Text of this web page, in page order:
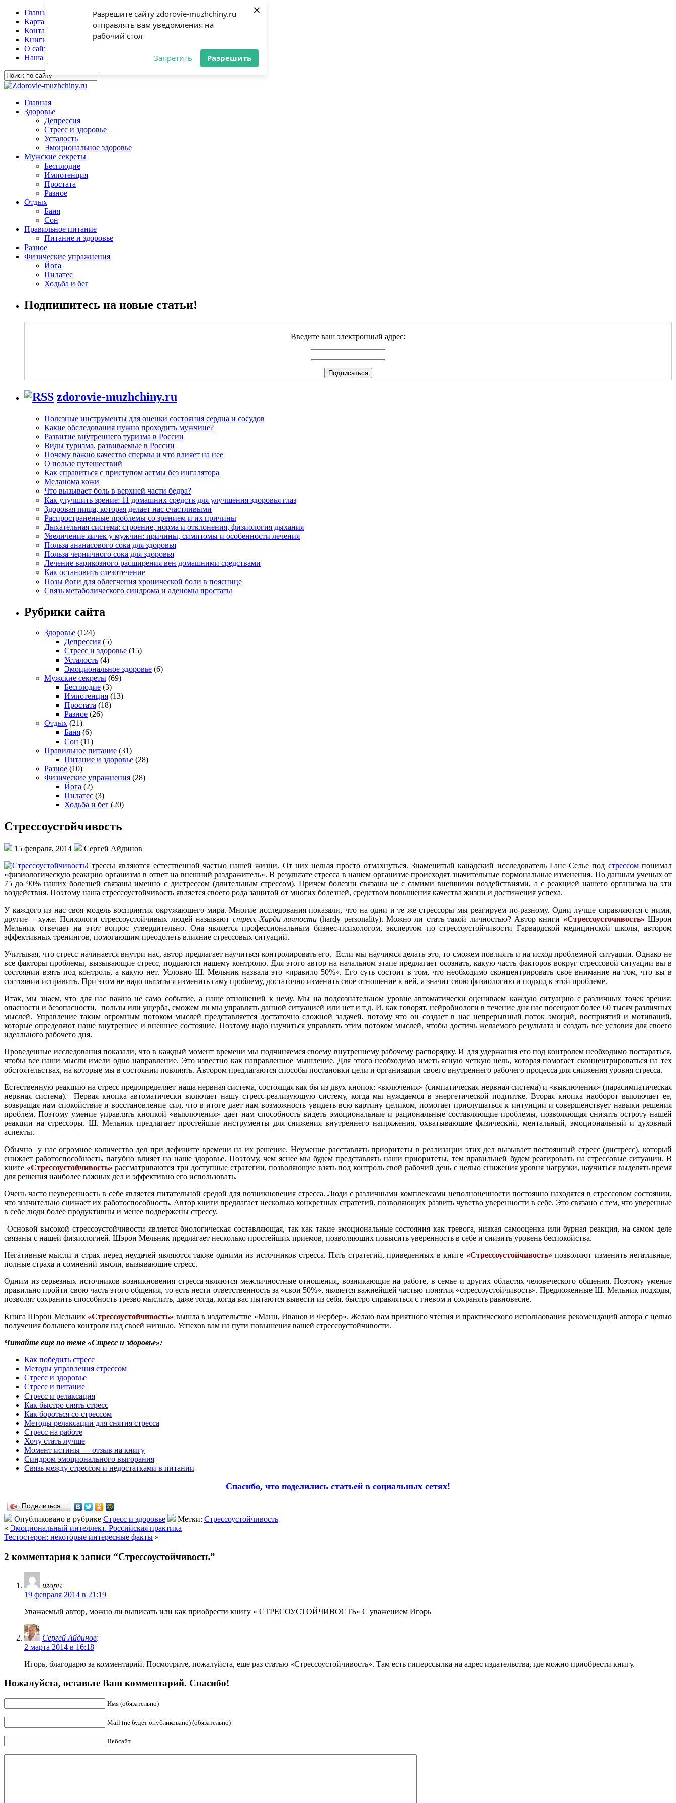
Разрешите сайту zdorovie-muzhchiny.ru
отправлять вам уведомления на
рабочий стол
Запретить Разрешить
×
Главная
Карта сайта
Контакты
Книги
О сайте
Наша гостиная
Главная
Здоровье
Депрессия
Стресс и здоровье
Усталость
Эмоциональное здоровье
Мужские секреты
Бесплодие
Импотенция
Простата
Разное
Отдых
Баня
Сон
Правильное питание
Питание и здоровье
Разное
Физические упражнения
Йога
Пилатес
Ходьба и бег
Подпишитесь на новые статьи!
Введите ваш электронный адрес:
zdorovie-muzhchiny.ru
Полезные инструменты для оценки состояния сердца и сосудов
Какие обследования нужно проходить мужчине?
Развитие внутреннего туризма в России
Виды туризма, развиваемые в России
Почему важно качество спермы и что влияет на нее
О пользе путешествий
Как справиться с приступом астмы без ингалятора
Меланома кожи
Что вызывает боль в верхней части бедра?
Как улучшить зрение: 11 домашних средств для улучшения здоровья глаз
Здоровая пища, которая делает нас счастливыми
Распространенные проблемы со зрением и их причины
Дыхательная система: строение, норма и отклонения, физиология дыхания
Увеличение яичек у мужчин: причины, симптомы и особенности лечения
Польза ананасового сока для здоровья
Польза черничного сока для здоровья
Лечение варикозного расширения вен домашними средствами
Как остановить слезотечение
Позы йоги для облегчения хронической боли в пояснице
Связь метаболического синдрома и аденомы простаты
Рубрики сайта
Здоровье (124)
Депрессия (5)
Стресс и здоровье (15)
Усталость (4)
Эмоциональное здоровье (6)
Мужские секреты (69)
Бесплодие (3)
Импотенция (13)
Простата (18)
Разное (26)
Отдых (21)
Баня (6)
Сон (11)
Правильное питание (31)
Питание и здоровье (28)
Разное (10)
Физические упражнения (28)
Йога (2)
Пилатес (3)
Ходьба и бег (20)
Стрессоустойчивость
15 февраля, 2014
Сергей Айдинов
Стрессы являются естественной частью нашей жизни. От них нельзя просто отмахнуться. Знаменитый канадский исследователь Ганс Селье под стрессомпонимал
«физиологическую реакцию организма в ответ на внешний раздражитель». В результате стресса в нашем организме происходят значительные гормональные изменения. По данным ученых от
75 до 90% наших болезней связаны именно с дистрессом (длительным стрессом). Причем болезни связаны не с самими внешними воздействиями, а с реакцией нашего организма на эти
воздействия. Поэтому наша стрессоустойчивость является своего рода защитой от многих болезней, средством повышения качества жизни и достижения успеха.
У каждого из нас своя модель восприятия окружающего мира. Многие исследования показали, что на одни и те же стрессоры мы реагируем по-разному. Одни лучше справляются с ними,
другие – хуже. Психологи стрессоустойчивых людей называют стресс-Харди личности(hardy personality). Можно ли стать такой личностью? Автор книги «Стрессоусточивость» Шэрон
Мельник отвечает на этот вопрос утвердительно. Она является профессиональным бизнес-психологом, экспертом по стрессоустойчивости Гарвардской медицинской школы, автором
эффективных тренингов, помогающим преодолеть влияние стрессовых ситуаций.
Учитывая, что стресс начинается внутри нас, автор предлагает научиться контролировать его. Если мы научимся делать это, то сможем повлиять и на исход проблемной ситуации. Однако не
все факторы проблемы, вызывающие стресс, поддаются нашему контролю. Для этого автор на начальном этапе предлагает осознать, какую часть факторов вокруг стрессовой ситуации вы в
состоянии взять под контроль, а какую нет. Условно Ш. Мельник назвала это «правило 50%». Его суть состоит в том, что необходимо сконцентрировать свое внимание на том, что вы в
состоянии исправить. При этом не надо пытаться изменить саму проблему, достаточно изменить свое отношение к ней, а значит свою физиологию и подход к этой проблеме.
Итак, мы знаем, что для нас важно не само событие, а наше отношений к нему. Мы на подсознательном уровне автоматически оцениваем каждую ситуацию с различных точек зрения:
опасности и безопасности, пользы или ущерба, сможем ли мы управлять данной ситуацией или нет и т.д. И, как говорят, нейробиологи в течение дня нас посещают более 60 тысяч различных
мыслей. Управление таким огромным потоком мыслей представляется достаточно сложной задачей, потому что он создает в нас непрерывный поток эмоций, восприятий и мотиваций,
которые определяют наше внутреннее и внешнее состояние. Поэтому надо научиться управлять этим потоком мыслей, чтобы достичь желаемого результата и создать все условия для своего
идеального рабочего дня.
Проведенные исследования показали, что в каждый момент времени мы подчиняемся своему внутреннему рабочему распорядку. И для удержания его под контролем необходимо постараться,
чтобы все наши мысли имели одно направление. Это известно как направленное мышление. Для этого необходимо иметь ясную четкую цель, которая помогает сконцентрироваться на тех
обстоятельствах, на которые мы в состоянии повлиять. Автором предлагаются способы постановки цели и организации своего внутреннего рабочего процесса для снижения уровня стресса.
Естественную реакцию на стресс предопределяет наша нервная система, состоящая как бы из двух кнопок: «включения» (симпатическая нервная система) и «выключения» (парасимпатическая
нервная система). Первая кнопка автоматически включает нашу стресс-реализующую систему, когда мы нуждаемся в энергетической подпитке. Вторая кнопка наоборот выключает ее,
возвращая нам спокойствие и восстановление сил, что в итоге дает нам возможность увидеть всю картину целиком, помогает прислушаться к интуиции и совершенствует навыки решения
проблем. Поэтому умение управлять кнопкой «выключения» дает нам способность видеть эмоциональные и рациональные составляющие проблемы, позволяющая снизить остроту нашей
реакции на стрессоры. Ш. Мельник предлагает простейшие инструменты для снижения внутреннего напряжения, охватывающие физический, ментальный, эмоциональный и духовный
аспекты.
Обычно у нас огромное количество дел при дефиците времени на их решение. Неумение расставлять приоритеты в реализации этих дел вызывает постоянный стресс (дистресс), который
снижает работоспособность, пагубно влияет на наше здоровье. Поэтому, чем яснее мы будем представлять наши приоритеты, тем правильней будем реагировать на стрессовые ситуации. В
книге «Стрессоустойчивость» рассматриваются три доступные стратегии, позволяющие взять под контроль свой рабочий день с целью снижения уровня нагрузки, научиться выделять время
для решения наиболее важных дел и эффективно его использовать.
Очень часто неуверенность в себе является питательной средой для возникновения стресса. Люди с различными комплексами неполноценности постоянно находятся в стрессовом состоянии,
что значительно снижает их работоспособность. Автор книги предлагает несколько конкретных стратегий, позволяющих развить чувство уверенности в себе. Это связано с тем, что уверенные
в себе люди более продуктивны и менее подвержены стрессу.
Основой высокой стрессоустойчивости является биологическая составляющая, так как такие эмоциональные состояния как тревога, низкая самооценка или бурная реакция, на самом деле
связаны с нашей физиологией. Шэрон Мельник предлагает несколько простейших приемов, позволяющих повысить уверенность в себе и снизить уровень беспокойства.
Негативные мысли и страх перед неудачей являются также одними из источников стресса. Пять стратегий, приведенных в книге «Стрессоустойчивость» позволяют изменить негативные,
полные страха и сомнений мысли, вызывающие стресс.
Одним из серьезных источников возникновения стресса являются межличностные отношения, возникающие на работе, в семье и других областях человеческого общения. Поэтому умение
правильно пройти свою часть этого общения, то есть нести ответственность за «свои 50%», является важнейшей частью понятия «стрессоустойчивость». Предложенные Ш. Мельник подходы,
позволят сохранить способность трезво мыслить, даже тогда, когда вас пытаются вывести из себя, быстро справляться с гневом и сохранять равновесие.
Книга Шэрон Мельник «Стрессоустойчивость» вышла в издательстве «Манн, Иванов и Фербер». Желаю вам приятного чтения и практического использования рекомендаций автора с целью
получения большего контроля над своей жизнью. Успехов вам на пути повышения вашей стрессоустойчивости.
Читайте еще по теме «Стресс и здоровье»:
Как победить стресс
Методы управления стрессом
Стресс и здоровье
Стресс и питание
Стресс и релаксация
Как быстро снять стресс
Как бороться со стрессом
Методы релаксации для снятия стресса
Стресс на работе
Хочу стать лучше
Момент истины — отзыв на книгу
Синдром эмоционального выгорания
Связь между стрессом и недостатками в питании
Спасибо, что поделились статьей в социальных сетях!
Поделиться…
Опубликовано в рубрике Стресс и здоровье Метки: Стрессоустойчивость
« Эмоциональный интеллект. Российская практика
Тестостерон: некоторые интересные факты »
2 комментария к записи “Стрессоустойчивость”
игорь:
19 февраля 2014 в 21:19
Уважаемый автор, можно ли выписать или как приобрести книгу » СТРЕСОУСТОЙЧИВОСТЬ» С уважением Игорь
Сергей Айдинов:
2 марта 2014 в 16:18
Игорь, благодарю за комментарий. Посмотрите, пожалуйста, еще раз статью «Стрессоустойчивость». Там есть гиперссылка на адрес издательства, где можно приобрести книгу.
Пожалуйста, оставьте Ваш комментарий. Спасибо!
Имя (обязательно)
Mail (не будет опубликовано) (обязательно)
Вебсайт